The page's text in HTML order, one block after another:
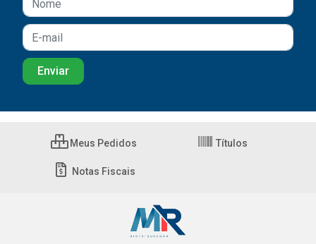
Meus Pedidos Títulos
Notas Fiscais